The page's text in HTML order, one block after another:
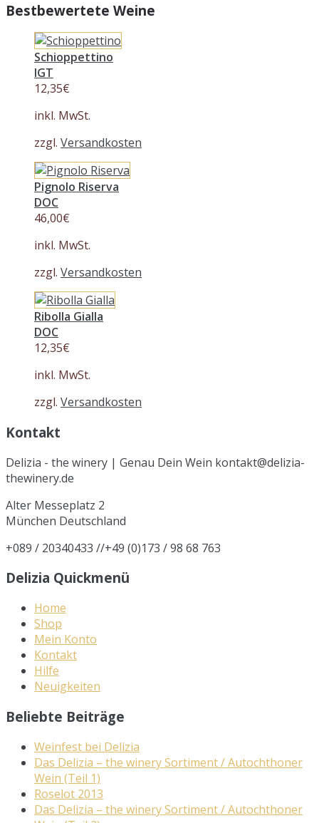
Bestbewertete Weine
Schioppettino
IGT
12,35€
inkl. MwSt.
zzgl. Versandkosten
Pignolo Riserva
DOC
46,00€
inkl. MwSt.
zzgl. Versandkosten
Ribolla Gialla
DOC
12,35€
inkl. MwSt.
zzgl. Versandkosten
Kontakt
Delizia - the winery | Genau Dein Wein kontakt@delizia-
thewinery.de
Alter Messeplatz 2
München Deutschland
+089 / 20340433 //+49 (0)173 / 98 68 763
Delizia Quickmenü
Home
Shop
Mein Konto
Kontakt
Hilfe
Neuigkeiten
Beliebte Beiträge
Weinfest bei Delizia
Das Delizia – the winery Sortiment / Autochthoner
Wein (Teil 1)
Roselot 2013
Das Delizia – the winery Sortiment / Autochthoner